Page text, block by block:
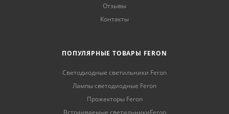
Отзывы
Контакты
ПОПУЛЯРНЫЕ ТОВАРЫ FERON
Светодиодные светильники Feron
Лампы светодиодные Feron
Прожекторы Feron
Встраиваемые светильникиFeron